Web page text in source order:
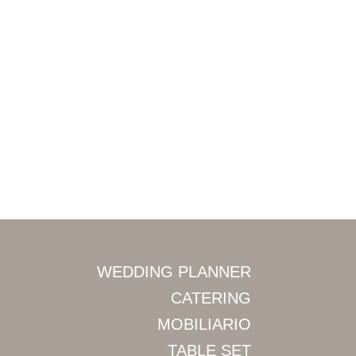
WEDDING PLANNER
CATERING
MOBILIARIO
TABLE SET